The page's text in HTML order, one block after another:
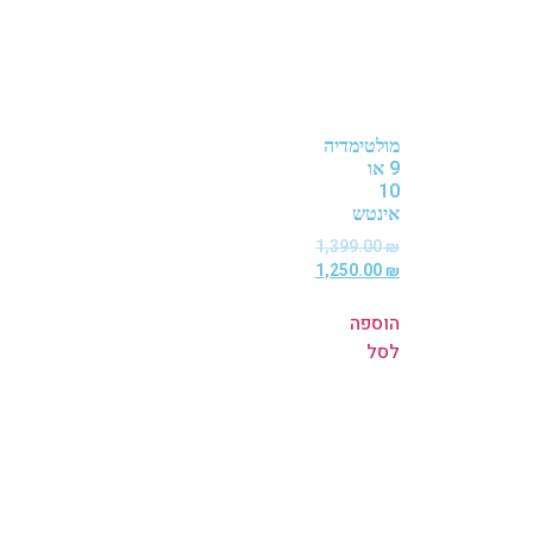
מולטימדיה
9 או
10
אינטש
1,399.00₪
1,250.00₪
הוספה
לסל